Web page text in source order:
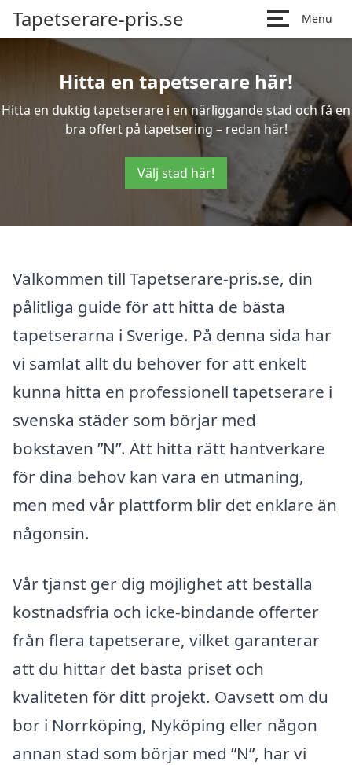
Tapetserare-pris.se Menu
Hitta en tapetserare här!
Hitta en duktig tapetserare i en närliggande stad och få en
bra offert på tapetsering – redan här!
Välj stad här!
Välkommen till Tapetserare-pris.se, din
pålitliga guide för att hitta de bästa
tapetserarna i Sverige. På denna sida har
vi samlat allt du behöver för att enkelt
kunna hitta en professionell tapetserare i
svenska städer som börjar med
bokstaven ”N”. Att hitta rätt hantverkare
för dina behov kan vara en utmaning,
men med vår plattform blir det enklare än
någonsin.
Vår tjänst ger dig möjlighet att beställa
kostnadsfria och icke-bindande offerter
från flera tapetserare, vilket garanterar
att du hittar det bästa priset och
kvaliteten för ditt projekt. Oavsett om du
bor i Norrköping, Nyköping eller någon
annan stad som börjar med ”N”, har vi